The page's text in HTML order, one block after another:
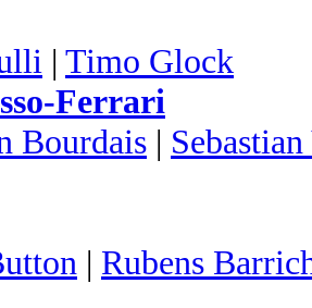
| Timo Glock
Ferrari
Bourdais |
| Rubens